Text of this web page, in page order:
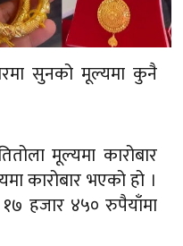
सुनको मूल्यमा कुनै
मूल्यमा कारोबार
हजार ४५० रुपैयाँमा
आएको छैन । आज